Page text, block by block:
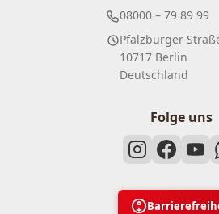
08000 – 79 89 99
Pfalzburger
10717 Berlin
Deutschland
Folge uns